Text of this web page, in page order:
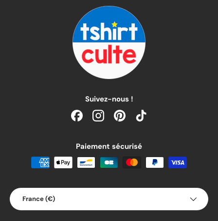
Suivez-nous !
FacebookInstagramPinterestTikTok
Paiement sécurisé
Pays
France (€)